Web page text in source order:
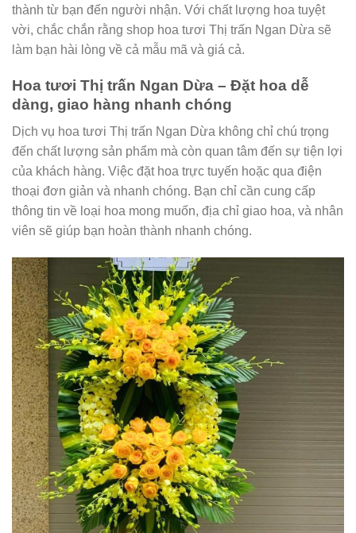
thành từ bạn đến người nhận. Với chất lượng hoa tuyệt
vời, chắc chắn rằng shop hoa tươi Thị trấn Ngan Dừa sẽ
làm bạn hài lòng về cả mẫu mã và giá cả.
Hoa tươi Thị trấn Ngan Dừa – Đặt hoa dễ
dàng, giao hàng nhanh chóng
Dịch vụ hoa tươi Thị trấn Ngan Dừa không chỉ chú trọng
đến chất lượng sản phẩm mà còn quan tâm đến sự tiện lợi
của khách hàng. Việc đặt hoa trực tuyến hoặc qua điện
thoại đơn giản và nhanh chóng. Bạn chỉ cần cung cấp
thông tin về loại hoa mong muốn, địa chỉ giao hoa, và nhân
viên sẽ giúp bạn hoàn thành nhanh chóng.